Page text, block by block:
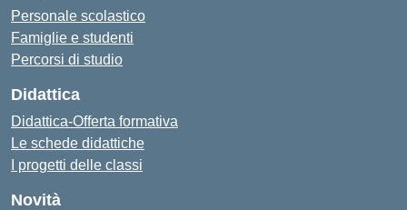
Personale scolastico
Famiglie e studenti
Percorsi di studio
Didattica
Didattica-Offerta formativa
Le schede didattiche
I progetti delle classi
Novità